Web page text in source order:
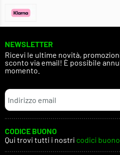
NEWSLETTER
Ricevi le ultime novità,
sconto via email! È possibile
momento.
CODICE BUONO
Qui trovi tutti i nostri codici buono